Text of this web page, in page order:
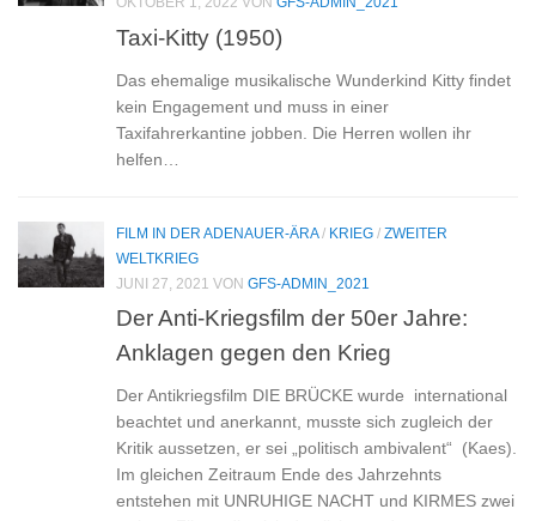
Taxi-Kitty (1950)
Das ehemalige musikalische Wunderkind Kitty findet
kein Engagement und muss in einer
Taxifahrerkantine jobben. Die Herren wollen ihr
helfen…
FILM IN DER ADENAUER-ÄRA/ KRIEG / ZWEITER
WELTKRIEG
JUNI 27, 2021 VON GFS-ADMIN_2021
Der Anti-Kriegsfilm der 50er Jahre:
Anklagen gegen den Krieg
Der Antikriegsfilm DIE BRÜCKE wurde international
beachtet und anerkannt, musste sich zugleich der
Kritik aussetzen, er sei „politisch ambivalent“ (Kaes).
Im gleichen Zeitraum Ende des Jahrzehnts
entstehen mit UNRUHIGE NACHT und KIRMES zwei